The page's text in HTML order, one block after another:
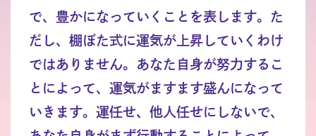
で、豊かになっていくことを表します。た
だし、棚ぼた式に運気が上昇していくわけ
ではありません。あなた自身が努力するこ
とによって、運気がますます盛んになって
いきます。運任せ、他人任せにしないで、